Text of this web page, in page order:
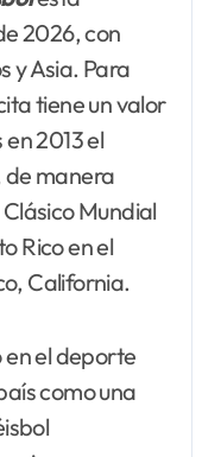
2026, con
y Asia. Para
tiene un valor
2013 el
de manera
Mundial
Rico en el
California.
en el deporte
como una